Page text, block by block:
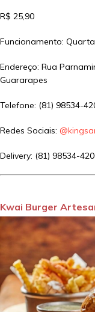
R$ 25,90
Funcionamento:
Endereço: Rua
Guararapes
Telefone: (81) 98534-
Redes Sociais:
Delivery: (81) 98534-
Kwai Burger